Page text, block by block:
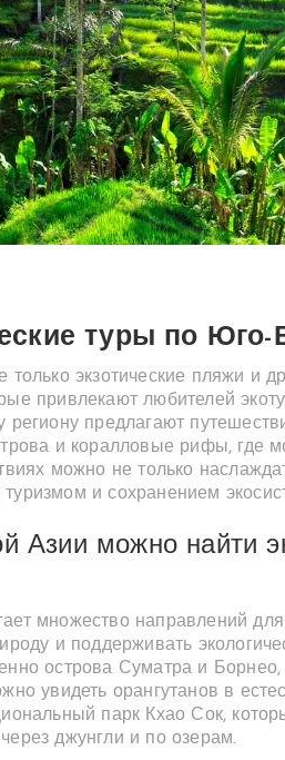
туры по Юго-
только экзотические пляжи и
привлекают любителей
региону предлагают
и коралловые рифы, где
можно не только
и сохранением
Азии можно найти
множество направлений
и поддерживать
острова Суматра и
увидеть орангутанов в
парк Кхао Сок,
джунгли и по озерам.